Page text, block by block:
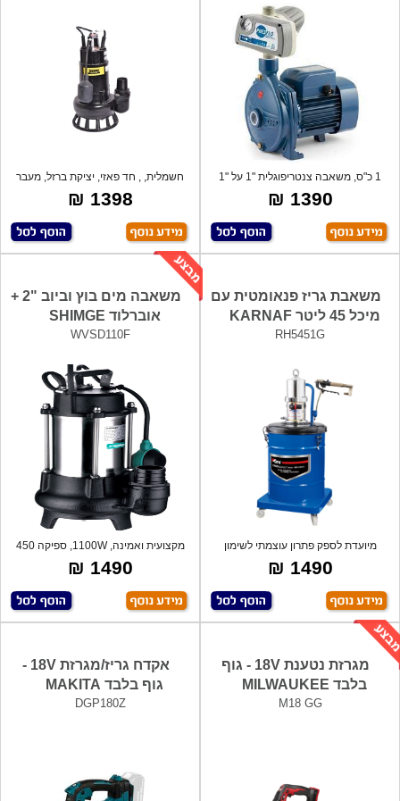
1 כ"ס, משאבה צנטריפוגלית "1 על "1
למים
1390 ₪
חשמלית, , חד פאזי, יציקת ברזל, מעבר
חופש
1398 ₪
משאבת גריז פנאומטית עם
מיכל 45 ליטר KARNAF
RH5451G
מיועדת לספק פתרון עוצמתי לשימון
תעשייתי
1490 ₪
משאבה מים בוץ וביוב "2 +
אוברלוד SHIMGE
WVSD110F
מקצועית ואמינה, 1100W, ספיקה 450
ליטר
1490 ₪
מגרזת נטענת 18V - גוף
בלבד MILWAUKEE
M18 GG
אקדח גריז/מגרזת 18V -
גוף בלבד MAKITA
DGP180Z